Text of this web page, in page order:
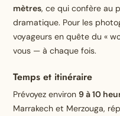
mètres, ce qui confère au
dramatique. Pour les
voyageurs en quête du «
vous — à chaque fois.
Temps et itinéraire
Prévoyez environ9 à 10
Marrakech et Merzouga,